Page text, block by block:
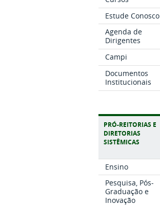
Estude Conosco
Agenda de
Dirigentes
Campi
Documentos
Institucionais
PRÓ-REITORIAS E
DIRETORIAS
SISTÊMICAS
Ensino
Pesquisa, Pós-
Graduação e
Inovação